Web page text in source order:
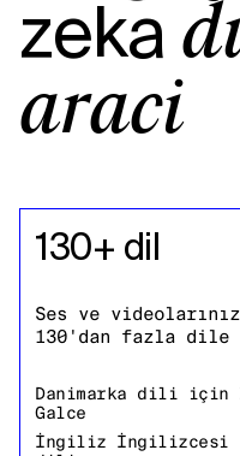
zeka
aracı
130+ dil
Ses ve
130'dan fazla
Danimarka dili için
Galce
İngiliz İngilizcesi